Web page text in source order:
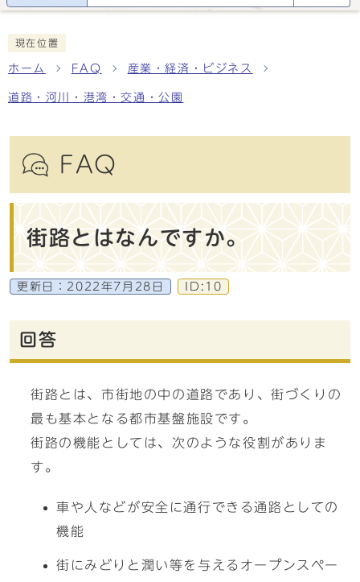
現在位置
ホーム FAQ 産業・経済・ビジネス
道路・河川・港湾・交通・公園
FAQ
街路とはなんですか。
更新日： 2022年7月28日 ID:10
回答
街路とは、市街地の中の道路であり、街づくりの
最も基本となる都市基盤施設です。
街路の機能としては、次のような役割がありま
す。
車や人などが安全に通行できる通路としての
機能
街にみどりと潤い等を与えるオープンスペー